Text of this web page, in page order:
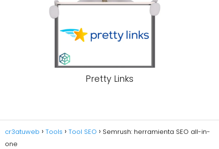
Pretty Links
cr3atuweb Tools Tool SEO
Semrush: herramienta SEO all-in-
one